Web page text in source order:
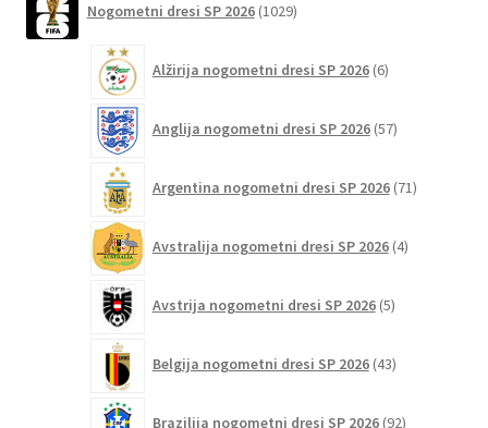
Nogometni dresi SP 2026 1029izdelkov
Alžirija nogometni dresi SP 2026 6izdelkov
Anglija nogometni dresi SP 2026 57izdelkov
Argentina nogometni dresi SP 2026 71izdelkov
Avstralija nogometni dresi SP 2026 4izdelki
Avstrija nogometni dresi SP 2026 5izdelkov
Belgija nogometni dresi SP 2026 43izdelkov
Brazilija nogometni dresi SP 2026 92